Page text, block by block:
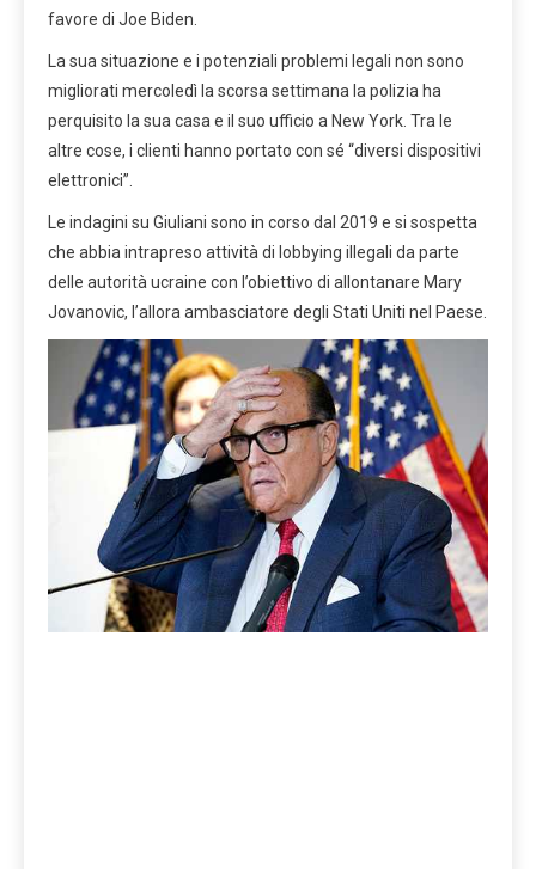
favore di Joe Biden.
La sua situazione e i potenziali problemi legali non sono
migliorati mercoledì la scorsa settimana la polizia ha
perquisito la sua casa e il suo ufficio a New York. Tra le
altre cose, i clienti hanno portato con sé “diversi dispositivi
elettronici”.
Le indagini su Giuliani sono in corso dal 2019 e si sospetta
che abbia intrapreso attività di lobbying illegali da parte
delle autorità ucraine con l’obiettivo di allontanare Mary
Jovanovic, l’allora ambasciatore degli Stati Uniti nel Paese.